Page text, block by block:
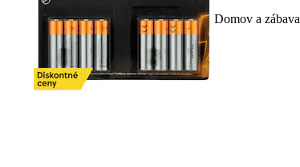
Domov a zábava